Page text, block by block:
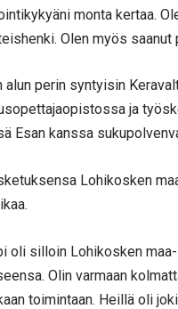
monta kertaa.
Olen myös
alun perin syntyisin
ja
Esan kanssa
Lohikosken
oli silloin Lohikosken
Olin varmaan
toimintaan. Heillä oli